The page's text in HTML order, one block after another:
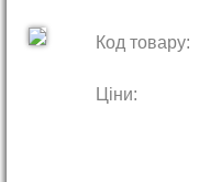
Код товару:
Ціни: